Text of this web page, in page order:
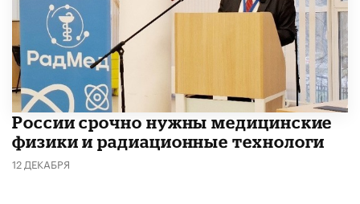
России срочно нужны медицинские
физики и радиационные технологи
12 ДЕКАБРЯ